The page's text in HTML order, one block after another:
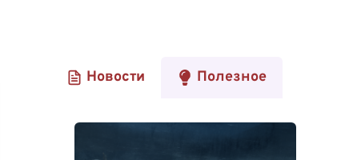
Новости Полезное